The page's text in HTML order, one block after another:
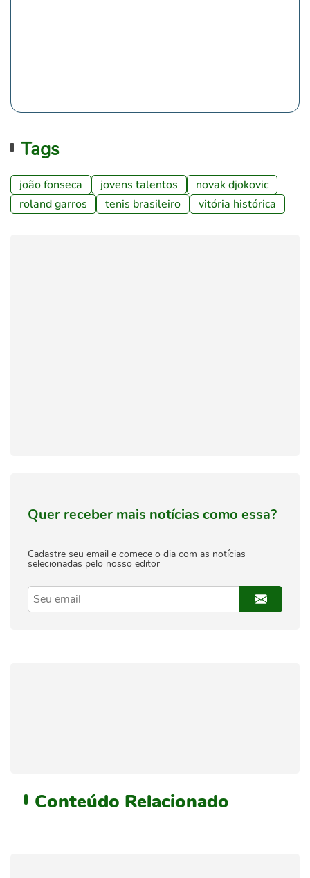
Tags
joão fonseca jovens talentos
novak djokovic
roland garros
tenis brasileiro vitória histórica
Quer receber mais notícias como essa?
Cadastre seu email e comece o dia com as notícias
selecionadas pelo nosso editor
Conteúdo Relacionado